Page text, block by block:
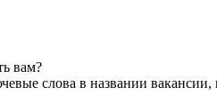
вам?
слова в названии